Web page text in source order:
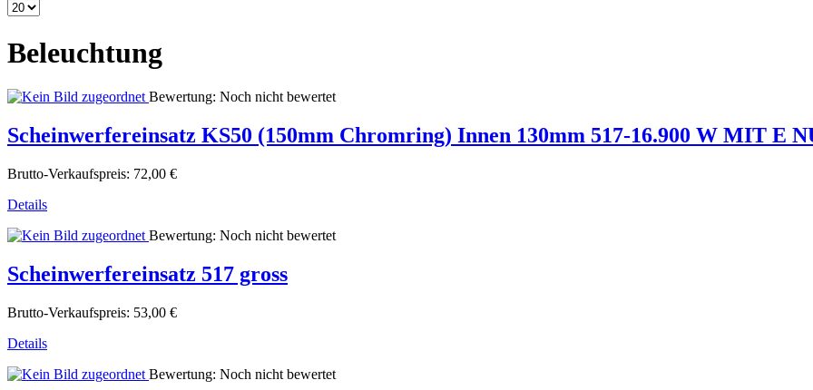
Beleuchtung
Bewertung: Noch nicht bewertet
Scheinwerfereinsatz KS50 (150mm Chromring) Innen 130mm 517-16.900 W MIT E
Brutto-Verkaufspreis: 72,00 €
Details
Bewertung: Noch nicht bewertet
Scheinwerfereinsatz 517 gross
Brutto-Verkaufspreis: 53,00 €
Details
Bewertung: Noch nicht bewertet